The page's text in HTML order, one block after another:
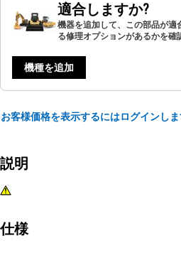
適合しますか?
機器を追加して、この部品が適
る修理オプションがあるかを確
機種を追加
お客様価格を表示するにはログインし
説明
仕様